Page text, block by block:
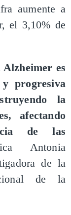
aumente a
el 3,10% de
Alzheimer es
progresiva
la
afectando
de las
Antonia
de la
de la